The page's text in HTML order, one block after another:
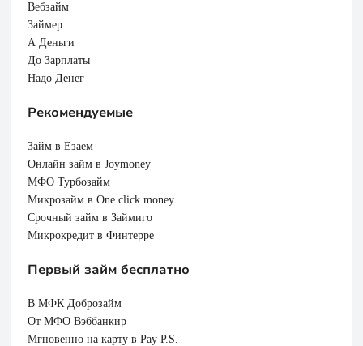
Вебзайм
Займер
А Деньги
До Зарплаты
Надо Денег
Рекомендуемые
Займ в Езаем
Онлайн займ в Joymoney
МФО Турбозайм
Микрозайм в One click money
Срочный займ в Займиго
Микрокредит в Финтерре
Первый займ бесплатно
В МФК Доброзайм
От МФО Вэббанкир
Мгновенно на карту в Pay P.S.